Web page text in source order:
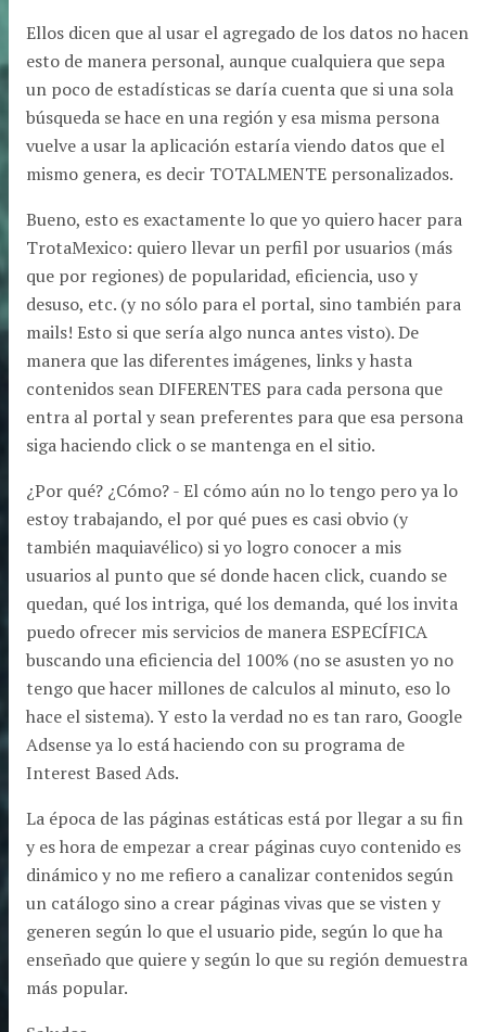
Ellos dicen que al usar el agregado de los datos no hacen
esto de manera personal, aunque cualquiera que sepa
un poco de estadísticas se daría cuenta que si una sola
búsqueda se hace en una región y esa misma persona
vuelve a usar la aplicación estaría viendo datos que el
mismo genera, es decir TOTALMENTE personalizados.
Bueno, esto es exactamente lo que yo quiero hacer para
TrotaMexico: quiero llevar un perfil por usuarios (más
que por regiones) de popularidad, eficiencia, uso y
desuso, etc. (y no sólo para el portal, sino también para
mails! Esto si que sería algo nunca antes visto). De
manera que las diferentes imágenes, links y hasta
contenidos sean DIFERENTES para cada persona que
entra al portal y sean preferentes para que esa persona
siga haciendo click o se mantenga en el sitio.
¿Por qué? ¿Cómo? - El cómo aún no lo tengo pero ya lo
estoy trabajando, el por qué pues es casi obvio (y
también maquiavélico) si yo logro conocer a mis
usuarios al punto que sé donde hacen click, cuando se
quedan, qué los intriga, qué los demanda, qué los invita
puedo ofrecer mis servicios de manera ESPECÍFICA
buscando una eficiencia del 100% (no se asusten yo no
tengo que hacer millones de calculos al minuto, eso lo
hace el sistema). Y esto la verdad no es tan raro, Google
Adsense ya lo está haciendo con su programa de
Interest Based Ads.
La época de las páginas estáticas está por llegar a su fin
y es hora de empezar a crear páginas cuyo contenido es
dinámico y no me refiero a canalizar contenidos según
un catálogo sino a crear páginas vivas que se visten y
generen según lo que el usuario pide, según lo que ha
enseñado que quiere y según lo que su región demuestra
más popular.